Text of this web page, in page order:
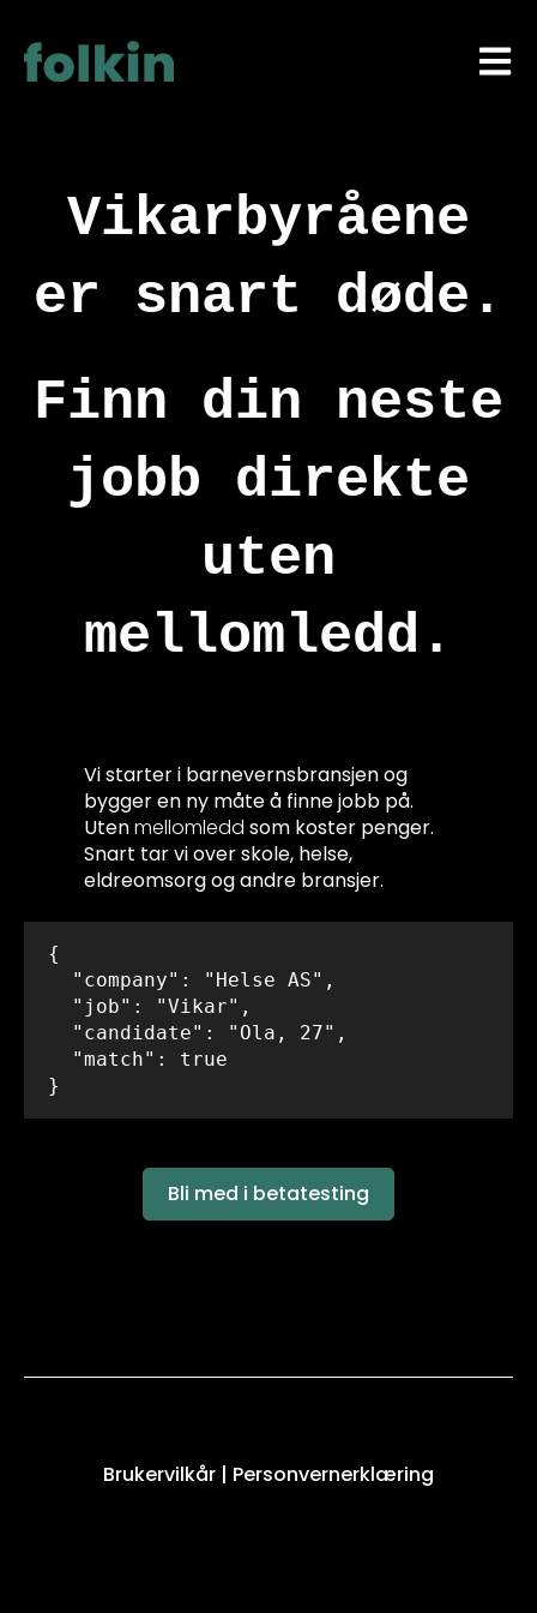
Åpne
Vikarbyråene
er snart døde.
Finn din neste
jobb direkte
uten
mellomledd.
Vi starter i barnevernsbransjen og
bygger en ny måte å finne jobb på.
Utenmellomledd som koster penger.
Snart tar vi over skole, helse,
eldreomsorg og andre bransjer.
  {
    "company": "Helse AS",
    "job": "Vikar",
    "candidate": "Ola, 27",
    "match": true
  }
Bli med i betatesting
Brukervilkår | Personvernerklæring